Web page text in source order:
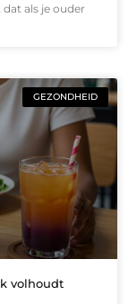
als je ouder
GEZONDHEID
volhoudt